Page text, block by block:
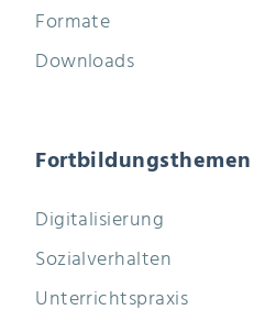
Formate
Downloads
Fortbildungsthemen
Digitalisierung
Sozialverhalten
Unterrichtspraxis